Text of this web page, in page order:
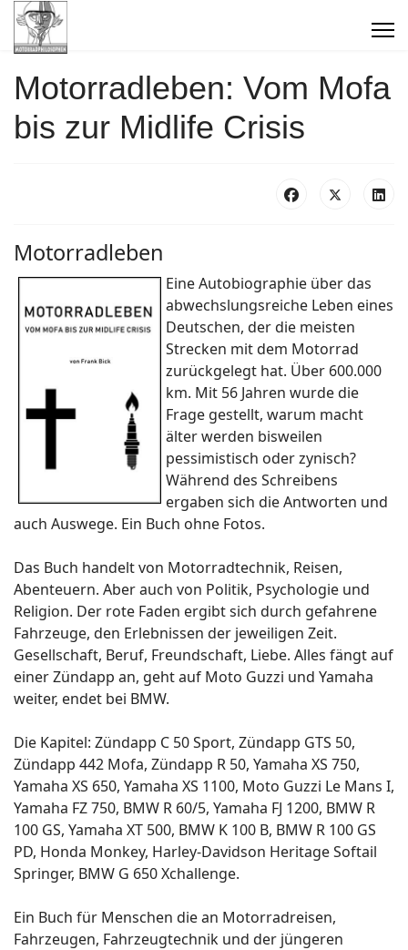
Motorradleben: Vom Mofa
bis zur Midlife Crisis
Motorradleben
Eine Autobiographie über das
abwechslungsreiche Leben eines
Deutschen, der die meisten
Strecken mit dem Motorrad
zurückgelegt hat. Über 600.000
km. Mit 56 Jahren wurde die
Frage gestellt, warum macht
älter werden bisweilen
pessimistisch oder zynisch?
Während des Schreibens
ergaben sich die Antworten und
auch Auswege. Ein Buch ohne Fotos.
Das Buch handelt von Motorradtechnik, Reisen,
Abenteuern. Aber auch von Politik, Psychologie und
Religion. Der rote Faden ergibt sich durch gefahrene
Fahrzeuge, den Erlebnissen der jeweiligen Zeit.
Gesellschaft, Beruf, Freundschaft, Liebe. Alles fängt auf
einer Zündapp an, geht auf Moto Guzzi und Yamaha
weiter, endet bei BMW.
Die Kapitel: Zündapp C 50 Sport, Zündapp GTS 50,
Zündapp 442 Mofa, Zündapp R 50, Yamaha XS 750,
Yamaha XS 650, Yamaha XS 1100, Moto Guzzi Le Mans I,
Yamaha FZ 750, BMW R 60/5, Yamaha FJ 1200, BMW R
100 GS, Yamaha XT 500, BMW K 100 B, BMW R 100 GS
PD, Honda Monkey, Harley-Davidson Heritage Softail
Springer, BMW G 650 Xchallenge.
Ein Buch für Menschen die an Motorradreisen,
Fahrzeugen, Fahrzeugtechnik und der jüngeren